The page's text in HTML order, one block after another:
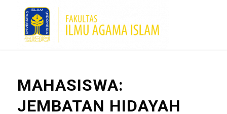
MAHASISWA:
JEMBATAN HIDAYAH